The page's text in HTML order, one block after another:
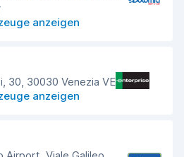
anzeigen
30, 30030 Venezia VE
anzeigen